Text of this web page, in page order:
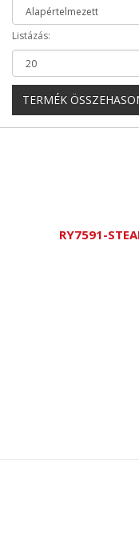
Listázás:
TERMÉK
RY7591-